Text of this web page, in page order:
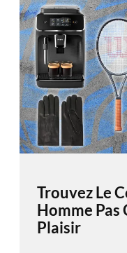
Trouvez Le
Homme Pas
Plaisir